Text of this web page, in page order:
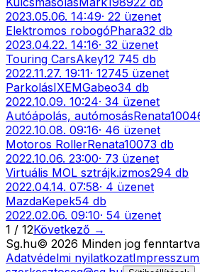
2023.05.06. 14:49· 22 üzenet
Elektromos robogóPhara32 db
2023.04.22. 14:16· 32 üzenet
Touring CarsAkey12 745 db
2022.11.27. 19:11· 12745 üzenet
ParkolásIXEMGabeo34 db
2022.10.09. 10:24· 34 üzenet
Autóápolás, autómosásRenata100
2022.10.08. 09:16· 46 üzenet
Motoros RollerRenata10073 db
2022.10.06. 23:00· 73 üzenet
Virtuális MOL sztrájk.izmos294 db
2022.04.14. 07:58· 4 üzenet
MazdaKepek54 db
2022.02.06. 09:10· 54 üzenet
1 / 12Következő →
Sg.hu© 2026 Minden jog
Adatvédelmi nyilatkozatImpresszum